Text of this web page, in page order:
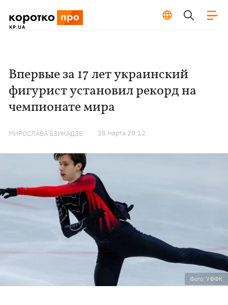
Впервые за 17 лет украинский
фигурист установил рекорд на
чемпионате мира
МИРОСЛАВА БЗИКАДЗЕ 28 марта 20:12
Фото: УФФК